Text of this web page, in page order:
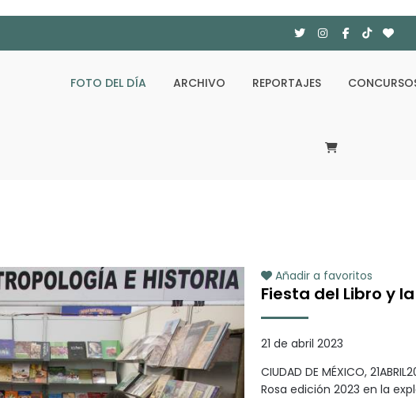
FOTO DEL DÍA ARCHIVO REPORTAJES
Añadir a favoritos
Fiesta del Libro y la
21 de abril 2023
CIUDAD DE MÉXICO,
Rosa edición 2023 en la